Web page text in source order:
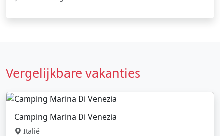
Vergelijkbare vakanties
Camping Marina Di Venezia
Italië